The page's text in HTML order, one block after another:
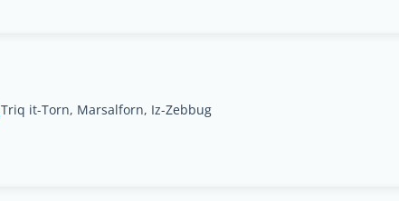
Triq it-Torn, Marsalforn, Iz-Zebbug